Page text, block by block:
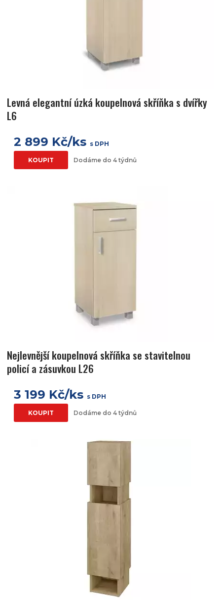
Levná elegantní úzká koupelnová skříňka s dvířky
L6
2 899 Kč/ks s DPH
KOUPIT Dodáme do 4 týdnů
Nejlevnější koupelnová skříňka se stavitelnou
policí a zásuvkou L26
3 199 Kč/ks s DPH
KOUPIT Dodáme do 4 týdnů